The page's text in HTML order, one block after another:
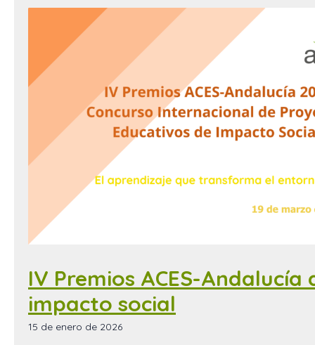
IV Premios ACES-Andalucía
impacto social
15 de enero de 2026